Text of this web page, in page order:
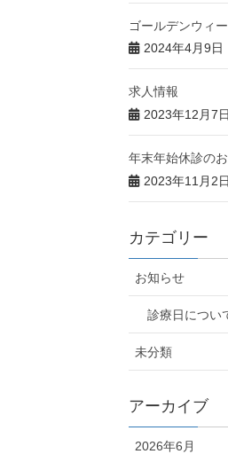
ゴールデンウィ
2024年4月9日
求人情報
2023年12月7日
年末年始休診の
2023年11月2日
カテゴリー
お知らせ
診療日につい
未分類
アーカイブ
2026年6月